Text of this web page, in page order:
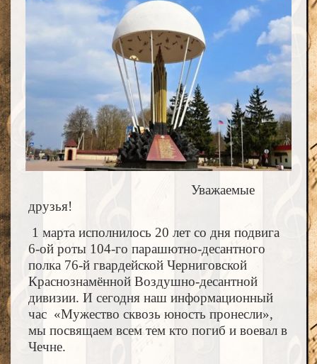
Уважаемые
друзья!
1 марта исполнилось 20 лет со дня подвига
6-ой роты 104-го парашютно-десантного
полка 76-й гвардейской Черниговской
Краснознамённой Воздушно-десантной
дивизии. И сегодня наш информационный
час «Мужество сквозь юность пронесли»,
мы посвящаем всем тем кто погиб и воевал в
Чечне.